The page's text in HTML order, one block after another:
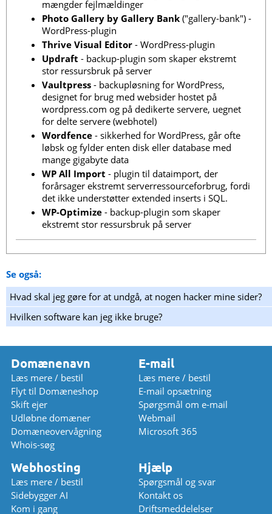
mængder fejlmældinger
Photo Gallery by Gallery Bank ("gallery-bank") -
WordPress-plugin
Thrive Visual Editor - WordPress-plugin
Updraft - backup-plugin som skaper ekstremt
stor ressursbruk på server
Vaultpress - backupløsning for WordPress,
designet for brug med websider hostet på
wordpress.com og på dedikerte servere, uegnet
for delte servere (webhotel)
Wordfence - sikkerhed for WordPress, går ofte
løbsk og fylder enten disk eller database med
mange gigabyte data
WP All Import - plugin til dataimport, der
forårsager ekstremt serverressourceforbrug, fordi
det ikke understøtter extended inserts i SQL.
WP-Optimize - backup-plugin som skaper
ekstremt stor ressursbruk på server
Se også:
Hvad skal jeg gøre for at undgå, at nogen hacker mine sider?
Hvilken software kan jeg ikke bruge?
Domænenavn
Læs mere / bestil
Flyt til Domæneshop
Skift ejer
Udløbne domæner
Domæneovervågning
Whois-søg
E-mail
Læs mere / bestil
E-mail opsætning
Spørgsmål om e-mail
Webmail
Microsoft 365
Webhosting
Læs mere / bestil
Sidebygger AI
Kom i gang
Hjælp
Spørgsmål og svar
Kontakt os
Driftsmeddelelser